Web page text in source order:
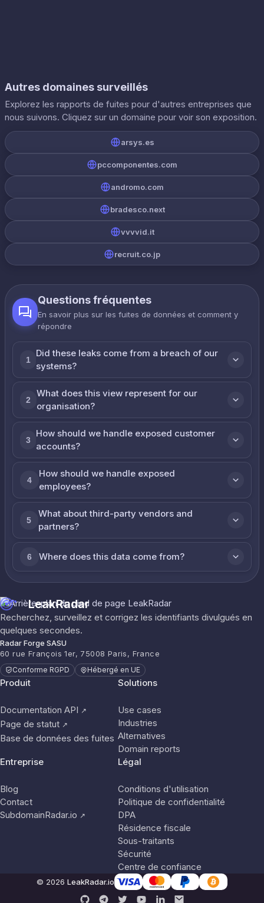
Autres domaines surveillés
Explorez les rapports de fuites pour d'autres entreprises que
nous suivons. Cliquez sur un domaine pour voir son exposition.
arsys.es
pccomponentes.com
andromo.com
bradesco.next
vvvvid.it
recruit.co.jp
Questions fréquentes
En savoir plus sur les fuites de données et comment y
répondre
1
Did these leaks come from a breach of our
systems?
2
What does this view represent for our
organisation?
3
How should we handle exposed customer
accounts?
4
How should we handle exposed
employees?
5
What about third-party vendors and
partners?
6 Where does this data come from?
LeakRadar
Recherchez, surveillez et corrigez les identifiants divulgués en
quelques secondes.
Radar Forge SASU
60 rue François 1er, 75008 Paris, France
Conforme RGPD Hébergé en UE
Produit
Documentation API ↗
Page de statut ↗
Base de données des fuites
Solutions
Use cases
Industries
Alternatives
Domain reports
Entreprise
Blog
Contact
SubdomainRadar.io ↗
Légal
Conditions d'utilisation
Politique de confidentialité
DPA
Résidence fiscale
Sous-traitants
Sécurité
Centre de confiance
© 2026 LeakRadar.io